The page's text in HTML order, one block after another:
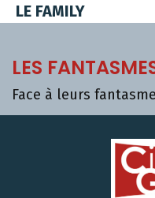
AllerLE FAMILY
LES
Face à leurs